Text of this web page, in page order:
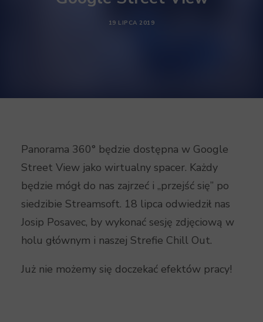
19 LIPCA 2019
Panorama 360° będzie dostępna w Google
Street View jako wirtualny spacer. Każdy
będzie mógł do nas zajrzeć i „przejść się” po
siedzibie Streamsoft. 18 lipca odwiedził nas
Josip Posavec, by wykonać sesję zdjęciową w
holu głównym i naszej Strefie Chill Out.
Już nie możemy się doczekać efektów pracy!